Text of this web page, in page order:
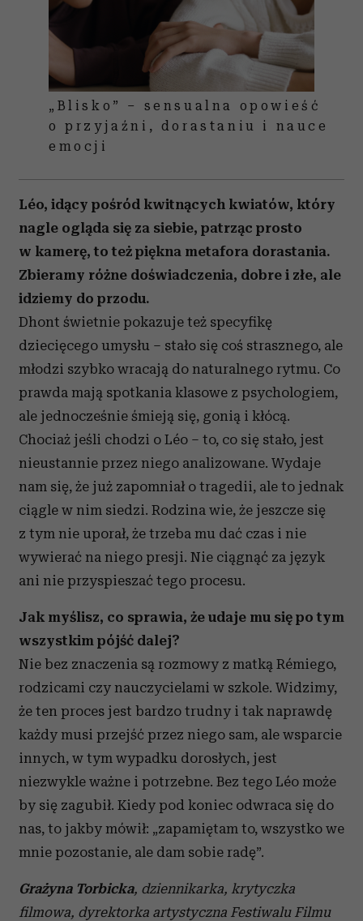
„Blisko” – sensualna opowieść
o przyjaźni, dorastaniu i nauce
emocji
Léo, idący pośród kwitnących kwiatów, który
nagle ogląda się za siebie, patrząc prosto
w kamerę, to też piękna metafora dorastania.
Zbieramy różne doświadczenia, dobre i złe, ale
idziemy do przodu.
Dhont świetnie pokazuje też specyfikę
dziecięcego umysłu – stało się coś strasznego, ale
młodzi szybko wracają do naturalnego rytmu. Co
prawda mają spotkania klasowe z psychologiem,
ale jednocześnie śmieją się, gonią i kłócą.
Chociaż jeśli chodzi o Léo – to, co się stało, jest
nieustannie przez niego analizowane. Wydaje
nam się, że już zapomniał o tragedii, ale to jednak
ciągle w nim siedzi. Rodzina wie, że jeszcze się
z tym nie uporał, że trzeba mu dać czas i nie
wywierać na niego presji. Nie ciągnąć za język
ani nie przyspieszać tego procesu.
Jak myślisz, co sprawia, że udaje mu się po tym
wszystkim pójść dalej?
Nie bez znaczenia są rozmowy z matką Rémiego,
rodzicami czy nauczycielami w szkole. Widzimy,
że ten proces jest bardzo trudny i tak naprawdę
każdy musi przejść przez niego sam, ale wsparcie
innych, w tym wypadku dorosłych, jest
niezwykle ważne i potrzebne. Bez tego Léo może
by się zagubił. Kiedy pod koniec odwraca się do
nas, to jakby mówił: „zapamiętam to, wszystko we
mnie pozostanie, ale dam sobie radę”.
Grażyna Torbicka, dziennikarka, krytyczka
filmowa, dyrektorka artystyczna Festiwalu Filmu